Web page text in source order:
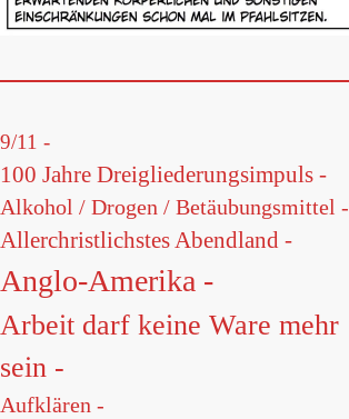
9/11 -
100 Jahre Dreigliederungsimpuls -
Alkohol / Drogen / Betäubungsmittel -
Allerchristlichstes Abendland -
Anglo-Amerika -
Arbeit darf keine Ware mehr
sein -
Aufklären -